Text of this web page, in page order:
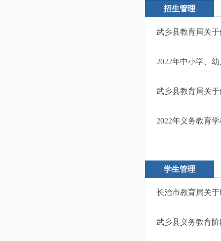
招生管理
武乡县教育局关
2022年中小学、
武乡县教育局关
2022年义务教育
学生管理
长治市教育局关
武乡县义务教育